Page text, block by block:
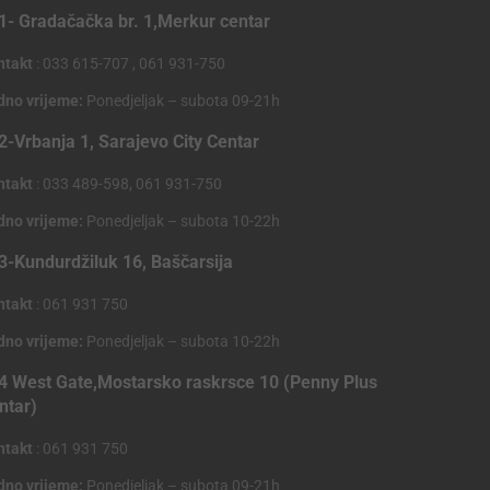
Gradačačka br. 1,Merkur centar
: 033 615-707 , 061 931-750
vrijeme: Ponedjeljak – subota 09-21h
Vrbanja 1, Sarajevo City Centar
: 033 489-598, 061 931-750
vrijeme: Ponedjeljak – subota 10-22h
Kundurdžiluk 16, Baščarsija
: 061 931 750
vrijeme: Ponedjeljak – subota 10-22h
West Gate,Mostarsko raskrsce 10 (Penny Plus
: 061 931 750
vrijeme: Ponedjeljak – subota 09-21h